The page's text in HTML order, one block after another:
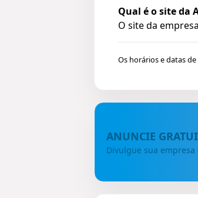
Qual é o site da
O site da
Os horários e datas
ANUNCIE
Divulgue sua